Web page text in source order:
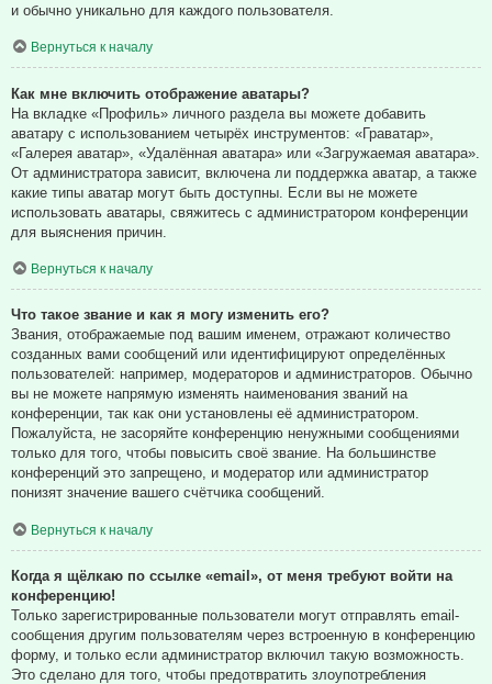
и обычно уникально для каждого пользователя.
Вернуться к началу
Как мне включить отображение аватары?
На вкладке «Профиль» личного раздела вы можете добавить
аватару с использованием четырёх инструментов: «Граватар»,
«Галерея аватар», «Удалённая аватара» или «Загружаемая аватара».
От администратора зависит, включена ли поддержка аватар, а также
какие типы аватар могут быть доступны. Если вы не можете
использовать аватары, свяжитесь с администратором конференции
для выяснения причин.
Вернуться к началу
Что такое звание и как я могу изменить его?
Звания, отображаемые под вашим именем, отражают количество
созданных вами сообщений или идентифицируют определённых
пользователей: например, модераторов и администраторов. Обычно
вы не можете напрямую изменять наименования званий на
конференции, так как они установлены её администратором.
Пожалуйста, не засоряйте конференцию ненужными сообщениями
только для того, чтобы повысить своё звание. На большинстве
конференций это запрещено, и модератор или администратор
понизят значение вашего счётчика сообщений.
Вернуться к началу
Когда я щёлкаю по ссылке «email», от меня требуют войти на
конференцию!
Только зарегистрированные пользователи могут отправлять email-
сообщения другим пользователям через встроенную в конференцию
форму, и только если администратор включил такую возможность.
Это сделано для того, чтобы предотвратить злоупотребления